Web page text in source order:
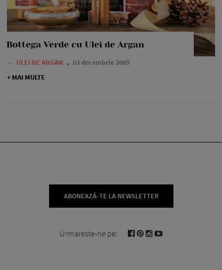
Bottega Verde cu Ulei de Argan
— ULEI DE ARGAN
03 decembrie 2009
+ MAI MULTE
ABONEAZĂ-TE LA NEWSLETTER
Urmareste-ne pe: